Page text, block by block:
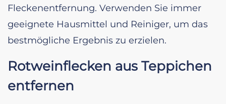
Fleckenentfernung. Verwenden Sie immer
geeignete Hausmittel und Reiniger, um das
bestmögliche Ergebnis zu erzielen.
Rotweinflecken aus Teppichen
entfernen